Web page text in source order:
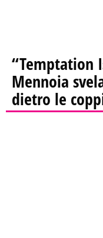
“Temptation
Mennoia
dietro le